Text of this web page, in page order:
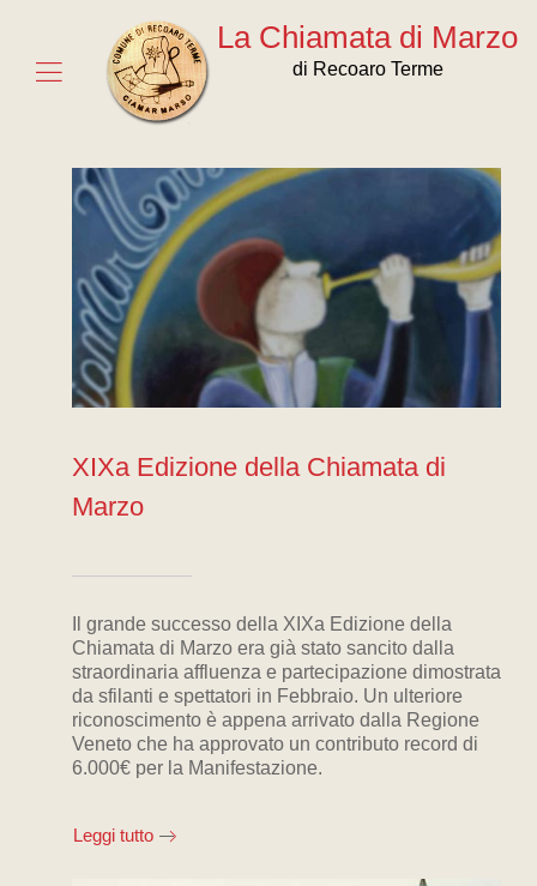
La Chiamata di Marzo
di Recoaro Terme
XIXa Edizione della Chiamata di
Marzo
Il grande successo della XIXa Edizione della
Chiamata di Marzo era già stato sancito dalla
straordinaria affluenza e partecipazione dimostrata
da sfilanti e spettatori in Febbraio. Un ulteriore
riconoscimento è appena arrivato dalla Regione
Veneto che ha approvato un contributo record di
6.000€ per la Manifestazione.
Leggi tutto